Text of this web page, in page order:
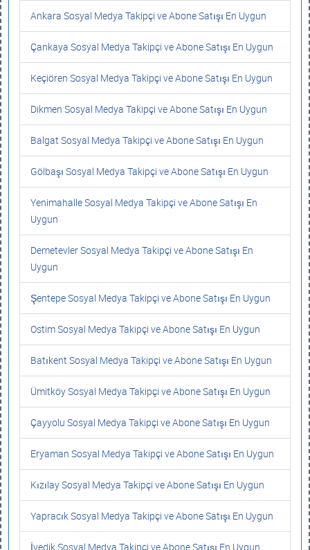
Ankara Sosyal Medya Takipçi ve Abone Satışı En Uygun
Çankaya Sosyal Medya Takipçi ve Abone Satışı En Uygun
Keçiören Sosyal Medya Takipçi ve Abone Satışı En Uygun
Dikmen Sosyal Medya Takipçi ve Abone Satışı En Uygun
Balgat Sosyal Medya Takipçi ve Abone Satışı En Uygun
Gölbaşı Sosyal Medya Takipçi ve Abone Satışı En Uygun
Yenimahalle Sosyal Medya Takipçi ve Abone Satışı En
Uygun
Demetevler Sosyal Medya Takipçi ve Abone Satışı En
Uygun
Şentepe Sosyal Medya Takipçi ve Abone Satışı En Uygun
Ostim Sosyal Medya Takipçi ve Abone Satışı En Uygun
Batıkent Sosyal Medya Takipçi ve Abone Satışı En Uygun
Ümitköy Sosyal Medya Takipçi ve Abone Satışı En Uygun
Çayyolu Sosyal Medya Takipçi ve Abone Satışı En Uygun
Eryaman Sosyal Medya Takipçi ve Abone Satışı En Uygun
Kızılay Sosyal Medya Takipçi ve Abone Satışı En Uygun
Yapracık Sosyal Medya Takipçi ve Abone Satışı En Uygun
İvedik Sosyal Medya Takipçi ve Abone Satışı En Uygun